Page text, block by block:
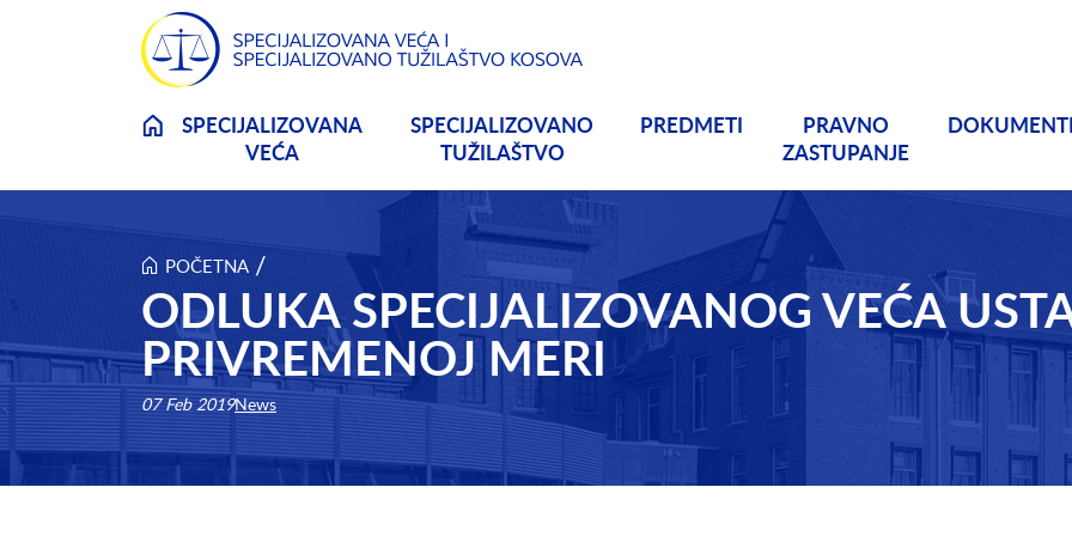
Skip to main content
SPECIJALIZOVANA
VEĆA
SPECIJALIZOVANO
TUŽILAŠTVO
PREDMETI
PRAVNO
ZASTUPANJE
DOKUMENTI
POČETNA /
ODLUKA SPECIJALIZOVANOG VEĆA
PRIVREMENOJ MERI
07 Feb 2019News